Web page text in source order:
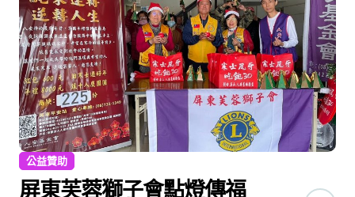
公益贊助
屏東芙蓉獅子會點燈傳福